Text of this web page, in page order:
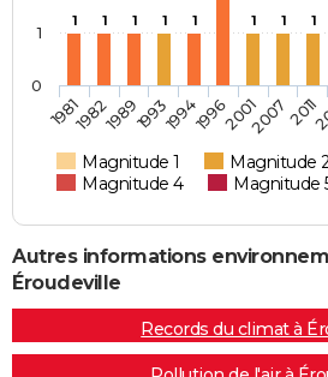
1 1 1 1 1 1 1 1
Magnitude 1 Magnitude
Magnitude 4
Magnitude
198119821989199319941996200120072011
0
1
Autres informations
Éroudeville
Records du climat à